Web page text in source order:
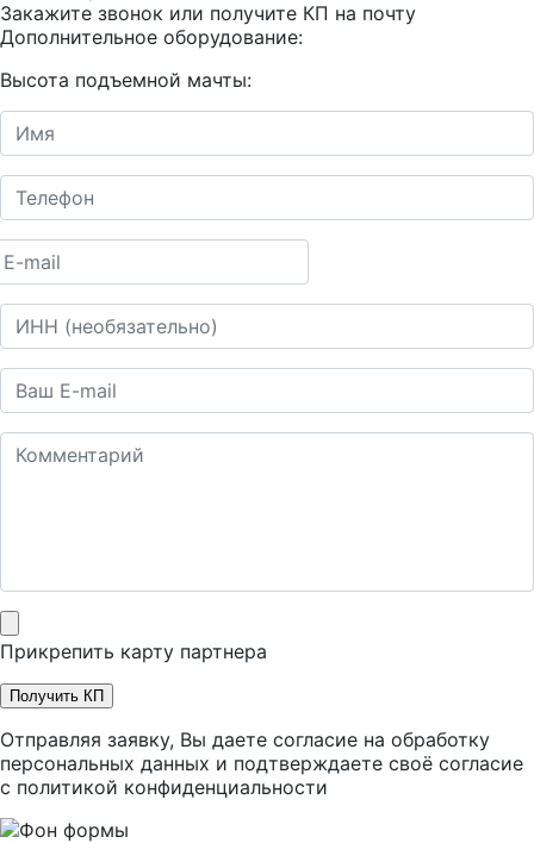
Закажите звонок или получите КП на почту
Дополнительное оборудование:
Высота подъемной мачты:
Прикрепить карту партнера
Получить КП
Отправляя заявку, Вы даете согласие на обработку
персональных данных и подтверждаете своё согласие
с политикой конфиденциальности